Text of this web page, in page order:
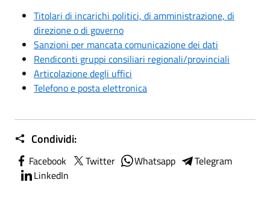
Titolari di incarichi politici, di amministrazione, di
direzione o di governo
Sanzioni per mancata comunicazione dei dati
Rendiconti gruppi consiliari regionali/provinciali
Articolazione degli uffici
Telefono e posta elettronica
Condividi:
Facebook Twitter Whatsapp
Telegram
LinkedIn